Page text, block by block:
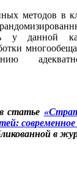
методов в
у данной
статье
в